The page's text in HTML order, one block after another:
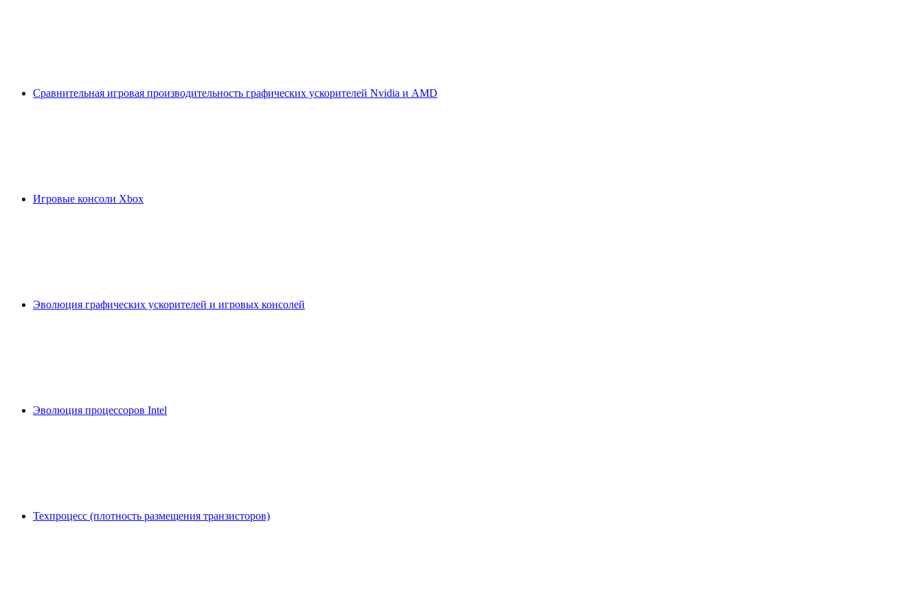
Сравнительная игровая производительность графических ускорителей Nvidia и AMD
Игровые консоли Xbox
Эволюция графических ускорителей и игровых консолей
Эволюция процессоров Intel
Техпроцесс (плотность размещения транзисторов)